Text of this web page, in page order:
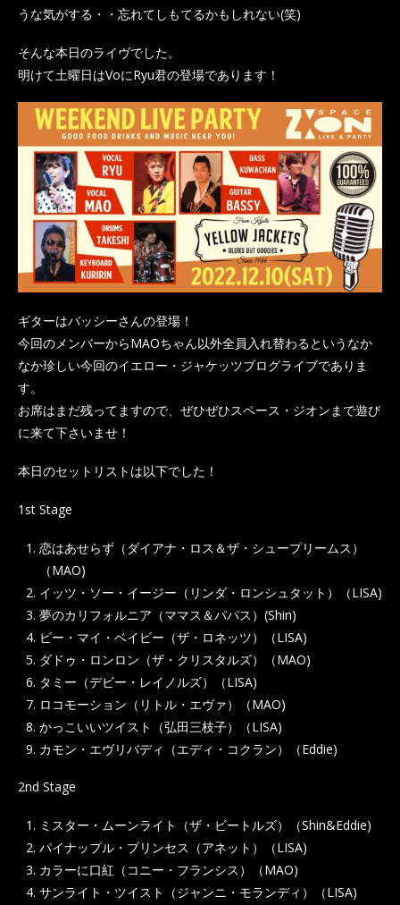
うな気がする・・忘れてしもてるかもしれない(笑)
そんな本日のライヴでした。
明けて土曜日はVoにRyu君の登場であります！
ギターはバッシーさんの登場！
今回のメンバーからMAOちゃん以外全員入れ替わるというなか
なか珍しい今回のイエロー・ジャケッツブログライブでありま
す。
お席はまだ残ってますので、ぜひぜひスペース・ジオンまで遊び
に来て下さいませ！
本日のセットリストは以下でした！
1st Stage
恋はあせらず（ダイアナ・ロス＆ザ・シュープリームス）
（MAO)
イッツ・ソー・イージー（リンダ・ロンシュタット）（LISA)
夢のカリフォルニア（ママス＆パパス）(Shin)
ビー・マイ・ベイビー（ザ・ロネッツ）（LISA)
ダドゥ・ロンロン（ザ・クリスタルズ）（MAO)
タミー（デビー・レイノルズ）（LISA)
ロコモーション（リトル・エヴァ）（MAO)
かっこいいツイスト（弘田三枝子）（LISA)
カモン・エヴリバディ（エディ・コクラン）（Eddie)
2nd Stage
ミスター・ムーンライト（ザ・ビートルズ）（Shin&Eddie)
パイナップル・プリンセス（アネット）（LISA)
カラーに口紅（コニー・フランシス）（MAO)
サンライト・ツイスト（ジャンニ・モランディ）（LISA)